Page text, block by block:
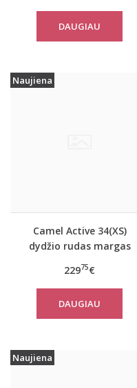
14482
DAUGIAU
Naujiena
Camel Active 34(XS)
dydžio rudas margas
paltas 310050 6F32
22975€
DAUGIAU
Naujiena